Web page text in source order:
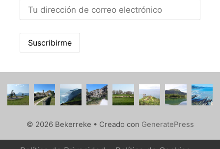
© 2026 Bekerreke • Creado con GeneratePress